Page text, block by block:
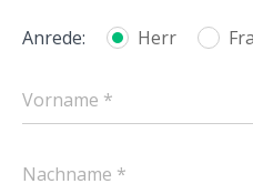
Anrede: Herr
Vorname *
Nachname *